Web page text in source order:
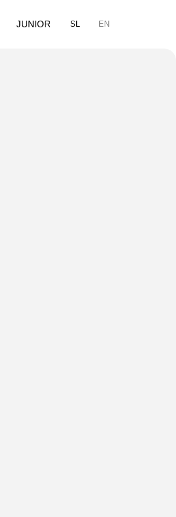
JUNIOR SL EN